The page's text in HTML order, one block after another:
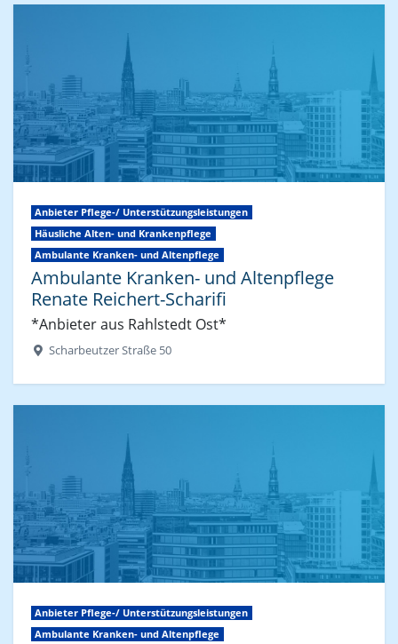
Anbieter Pflege-/ Unterstützungsleistungen
Häusliche Alten- und Krankenpflege
Ambulante Kranken- und Altenpflege
Ambulante Kranken- und Altenpflege
Renate Reichert-Scharifi
*Anbieter aus Rahlstedt Ost*
Scharbeutzer Straße 50
Anbieter Pflege-/ Unterstützungsleistungen
Ambulante Kranken- und Altenpflege